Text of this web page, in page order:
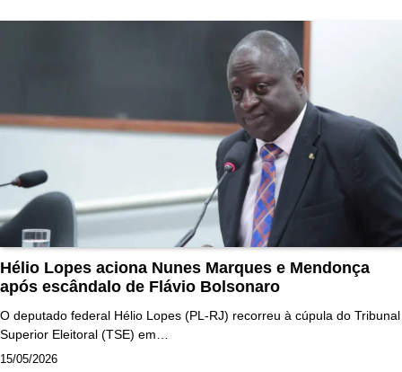
Hélio Lopes aciona Nunes Marques e Mendonça
após escândalo de Flávio Bolsonaro
O deputado federal Hélio Lopes (PL-RJ) recorreu à cúpula do Tribunal
Superior Eleitoral (TSE) em…
15/05/2026